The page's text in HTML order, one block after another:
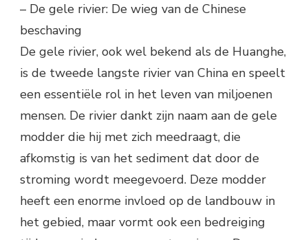
– De gele rivier: De wieg van de Chinese
beschaving
De gele rivier, ook wel bekend als de Huanghe,
is de tweede langste rivier van China en speelt
een essentiële rol in het leven van miljoenen
mensen. De rivier dankt zijn naam aan de gele
modder die hij met zich meedraagt, die
afkomstig is van het sediment dat door de
stroming wordt meegevoerd. Deze modder
heeft een enorme invloed op de landbouw in
het gebied, maar vormt ook een bedreiging